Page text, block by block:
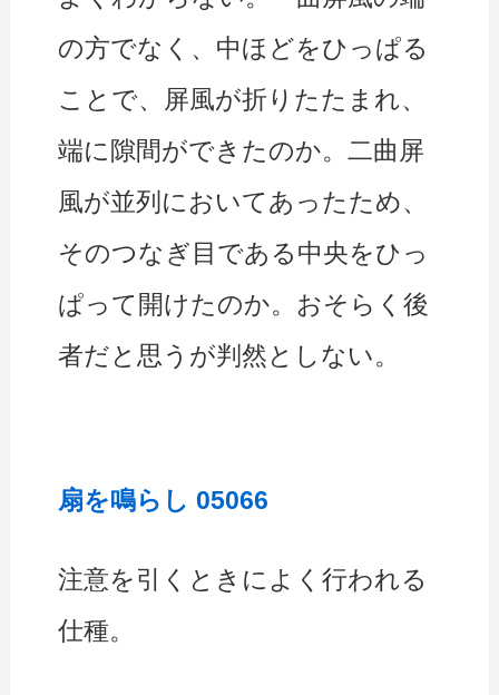
の方でなく、中ほどをひっぱる
ことで、屏風が折りたたまれ、
端に隙間ができたのか。二曲屏
風が並列においてあったため、
そのつなぎ目である中央をひっ
ぱって開けたのか。おそらく後
者だと思うが判然としない。
扇を鳴らし 05066
注意を引くときによく行われる
仕種。